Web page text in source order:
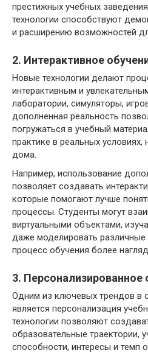
престижных учебных
технологии способствуют
и расширению возможностей
2. Интерактивное
Новые технологии делают
интерактивным и
лаборатории, симуляторы,
дополненная реальность
погружаться в учебный
практике в реальных
дома.
Например, использование
позволяет создавать
которые помогают лучше
процессы. Студенты могут
виртуальными объектами,
даже моделировать различные
процесс обучения более
3. Персонализированное
Одним из ключевых трендов в
является персонализация
технологии позволяют
образовательные траектории,
способности, интересы и темп